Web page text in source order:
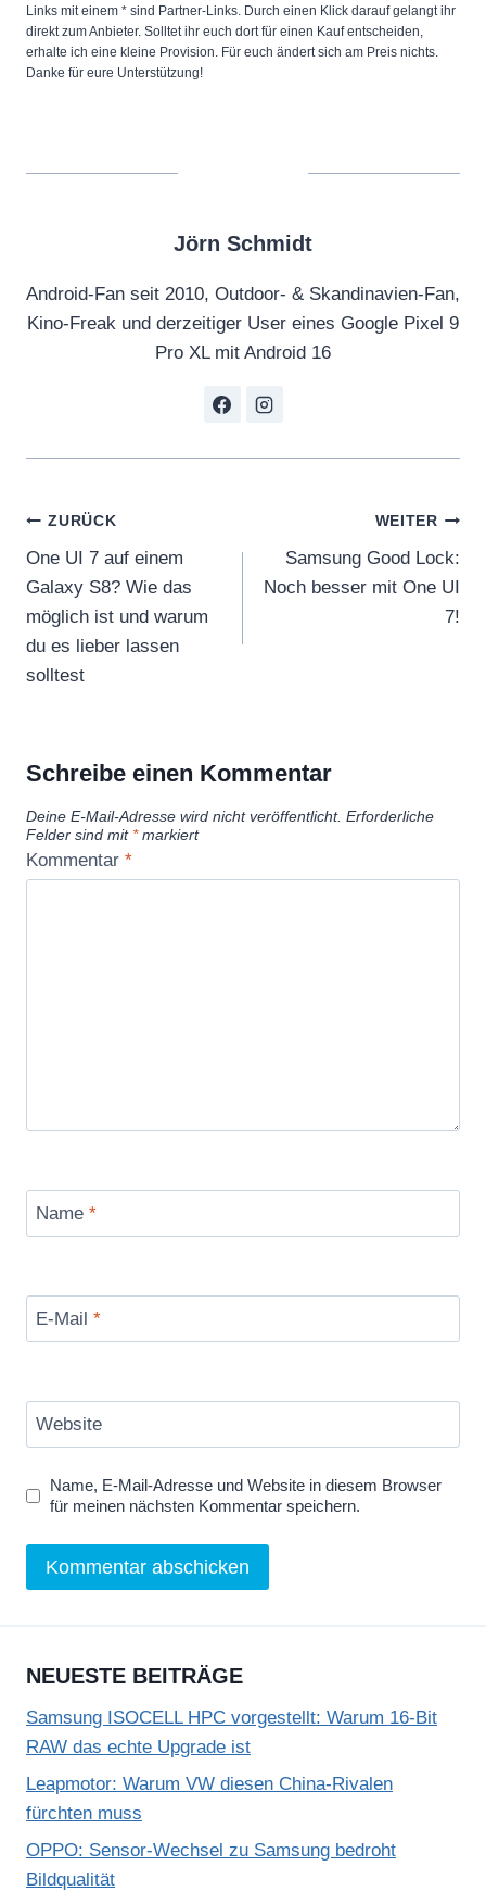
Links mit einem * sind Partner-Links. Durch einen Klick darauf gelangt ihr
direkt zum Anbieter. Solltet ihr euch dort für einen Kauf entscheiden,
erhalte ich eine kleine Provision. Für euch ändert sich am Preis nichts.
Danke für eure Unterstützung!
Jörn Schmidt
Android-Fan seit 2010, Outdoor- & Skandinavien-Fan,
Kino-Freak und derzeitiger User eines Google Pixel 9
Pro XL mit Android 16
Beitragsnavigation
ZURÜCK
One UI 7 auf einem
Galaxy S8? Wie das
möglich ist und warum
du es lieber lassen
solltest
WEITER
Samsung Good Lock:
Noch besser mit One UI
7!
Schreibe einen Kommentar
Deine E-Mail-Adresse wird nicht veröffentlicht. Erforderliche
Felder sind mit *markiert
Kommentar *
Name *
E-Mail *
Website
Name, E-Mail-Adresse und Website in diesem Browser
für meinen nächsten Kommentar speichern.
NEUESTE BEITRÄGE
Samsung ISOCELL HPC vorgestellt: Warum 16-Bit
RAW das echte Upgrade ist
Leapmotor: Warum VW diesen China-Rivalen
fürchten muss
OPPO: Sensor-Wechsel zu Samsung bedroht
Bildqualität